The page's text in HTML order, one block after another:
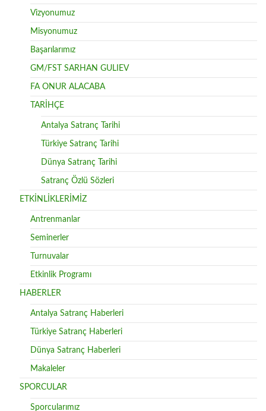
Vizyonumuz
Misyonumuz
Başarılarımız
GM/FST SARHAN GULIEV
FA ONUR ALACABA
TARİHÇE
Antalya Satranç Tarihi
Türkiye Satranç Tarihi
Dünya Satranç Tarihi
Satranç Özlü Sözleri
ETKİNLİKLERİMİZ
Antrenmanlar
Seminerler
Turnuvalar
Etkinlik Programı
HABERLER
Antalya Satranç Haberleri
Türkiye Satranç Haberleri
Dünya Satranç Haberleri
Makaleler
SPORCULAR
Sporcularımız